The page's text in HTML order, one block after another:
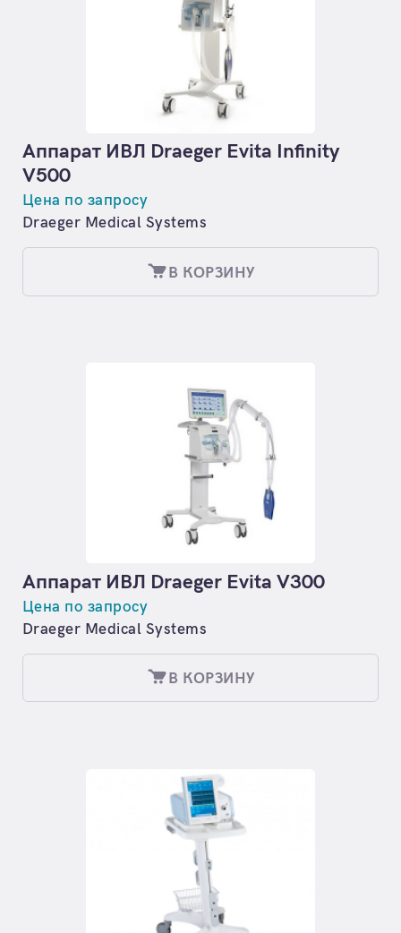
Аппарат ИВЛ Draeger Evita Infinity
V500
Цена по запросу
Draeger Medical Systems
В КОРЗИНУ
Аппарат ИВЛ Draeger Evita V300
Цена по запросу
Draeger Medical Systems
В КОРЗИНУ